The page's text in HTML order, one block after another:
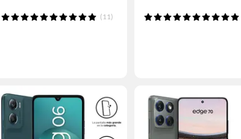
(11)